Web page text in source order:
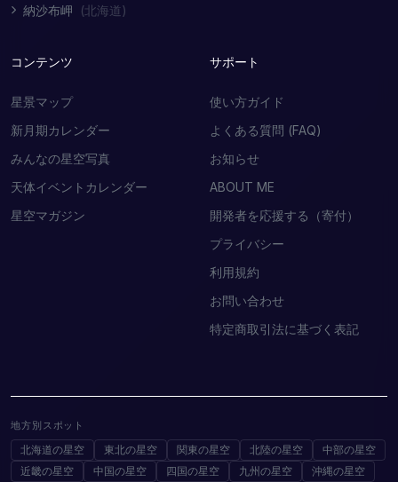
納沙布岬
(北海道)
コンテンツ
星景マップ
新月期カレンダー
みんなの星空写真
天体イベントカレンダー
星空マガジン
サポート
使い方ガイド
よくある質問 (FAQ)
お知らせ
ABOUT ME
開発者を応援する（寄付）
プライバシー
利用規約
お問い合わせ
特定商取引法に基づく表記
地方別スポット
北海道の星空 東北の星空 関東の星空 北陸の星空
中部の星空
近畿の星空
中国の星空 四国の星空 九州の星空 沖縄の星空